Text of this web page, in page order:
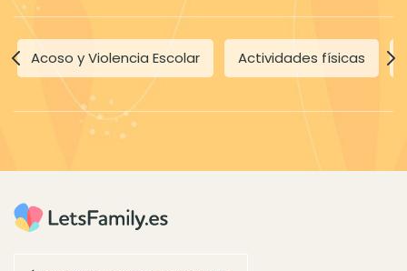
Acoso y Violencia Escolar Actividades físicas